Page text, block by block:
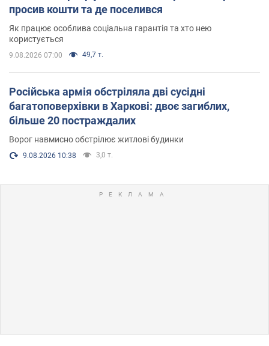
просив кошти та де поселився
Як працює особлива соціальна гарантія та хто нею
користується
9.08.2026 07:00 49,7 т.
Російська армія обстріляла дві сусідні
багатоповерхівки в Харкові: двоє загиблих,
більше 20 постраждалих
Ворог навмисно обстрілює житлові будинки
9.08.2026 10:38 3,0 т.